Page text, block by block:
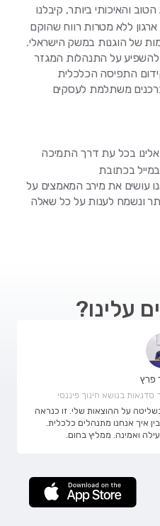
והאיכותי ביותר, קיבלנו
ללא מטרות רווח שהוקם
נורמות של הוגנות במשק הישראלי.
על התנהלות המגזר
התפיסה הכלכלית
משתלמת לעסקים
אלינו בכל עת דרך התמיכה
בכתובת
עושים את מירב המאמצים על
ונשמח לענות על כל שאלה
עלינו?
פרץ
סדנאות בנושא חינוך פיננסי
על ההוצאות שלי. זו כנראה
איך אנחנו מתנהלים כלכלית.
ואמינה. ממליץ בחום.